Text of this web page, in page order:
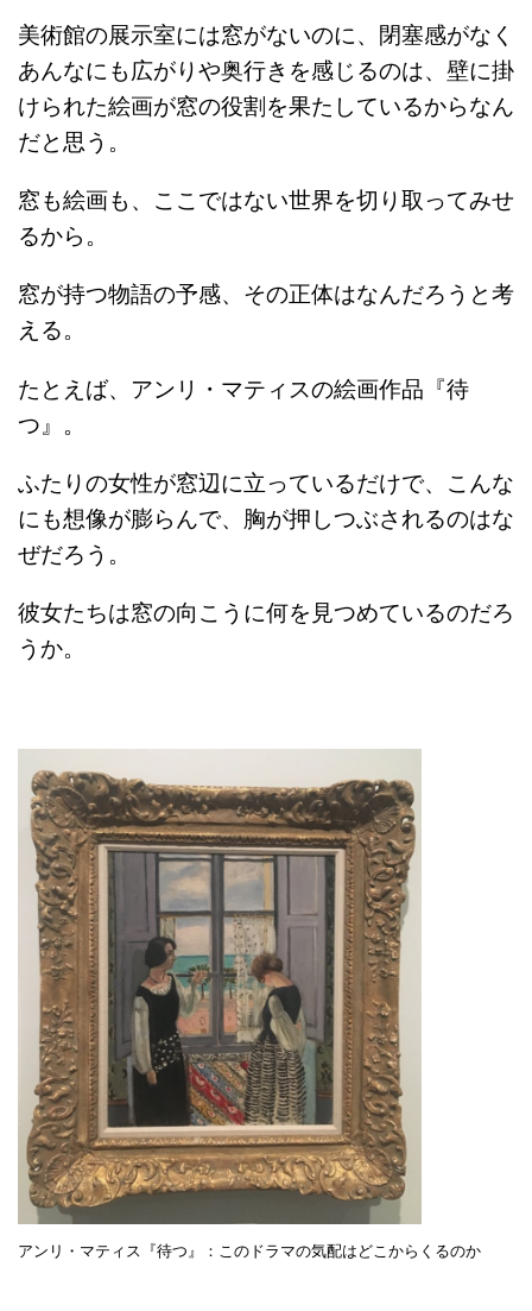
美術館の展示室には窓がないのに、閉塞感がなく
あんなにも広がりや奥行きを感じるのは、壁に掛
けられた絵画が窓の役割を果たしているからなん
だと思う。
窓も絵画も、ここではない世界を切り取ってみせ
るから。
窓が持つ物語の予感、その正体はなんだろうと考
える。
たとえば、アンリ・マティスの絵画作品『待
つ』。
ふたりの女性が窓辺に立っているだけで、こんな
にも想像が膨らんで、胸が押しつぶされるのはな
ぜだろう。
彼女たちは窓の向こうに何を見つめているのだろ
うか。
アンリ・マティス『待つ』：このドラマの気配はどこからくるのか